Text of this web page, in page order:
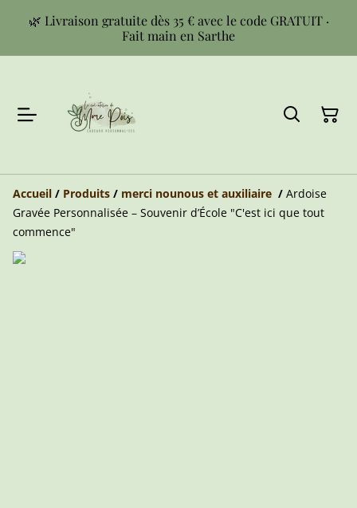
🌿 Livraison gratuite dès 35 € avec le code GRATUIT ·
Fait main en Sarthe
Accueil / Produits / merci nounous et auxiliaire / Ardoise
Gravée Personnalisée – Souvenir d’École "C'est ici que tout
commence"